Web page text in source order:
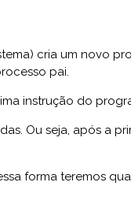
cria um novo
pai.
instrução do
Ou seja, após a
forma teremos